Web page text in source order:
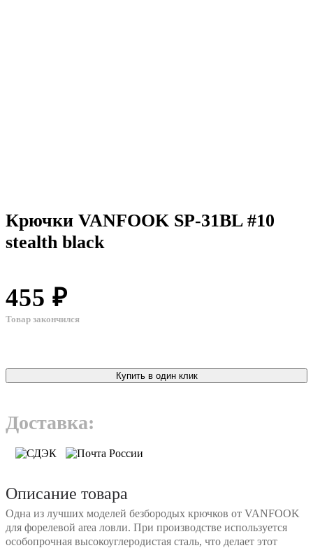
Крючки VANFOOK SP-31BL #10
stealth black
455 ₽
Товар закончился
Купить в один клик
Доставка:
Описание товара
Одна из лучших моделей безбородых крючков от VANFOOK
для форелевой area ловли. При производстве используется
особопрочная высокоуглеродистая сталь, что делает этот